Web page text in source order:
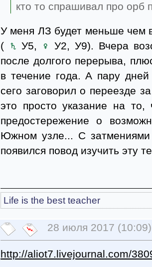
кто то спрашивал про орб
У меня ЛЗ будет меньше чем
(
У5,
У2, У9). Вчера
после долгого перерыва,
в течение года. А пару
сего заговорил о переезде
это просто указание на
предостережение о
Южном узле... С затмениями
появился повод изучить эту
Life is the best teacher
28 июля 2017 (10:09)
http://aliot7.livejournal.com/